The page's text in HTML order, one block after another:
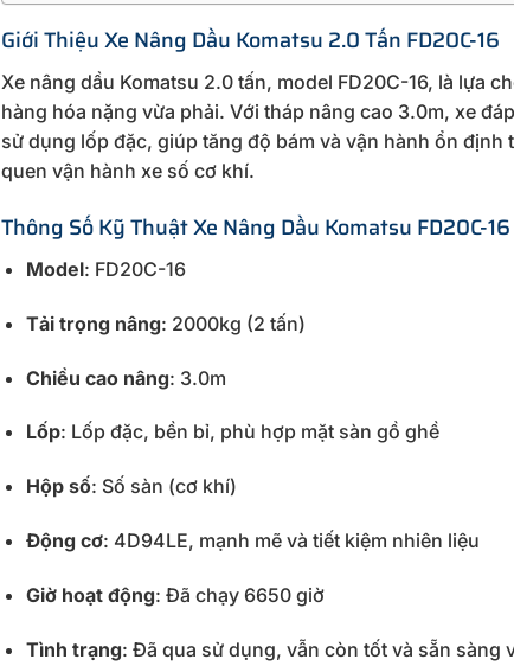
Giới Thiệu Xe Nâng Dầu Komatsu 2.0 Tấn FD20C-16
Xe nâng dầu Komatsu 2.0 tấn, model FD20C-16, là lựa
hàng hóa nặng vừa phải. Với tháp nâng cao 3.0m, xe
sử dụng lốp đặc, giúp tăng độ bám và vận hành ổn
quen vận hành xe số cơ khí.
Thông Số Kỹ Thuật Xe Nâng Dầu Komatsu FD20C-16
Model: FD20C-16
Tải trọng nâng: 2000kg (2 tấn)
Chiều cao nâng: 3.0m
Lốp: Lốp đặc, bền bỉ, phù hợp mặt sàn gồ ghề
Hộp số: Số sàn (cơ khí)
Động cơ: 4D94LE, mạnh mẽ và tiết kiệm nhiên liệu
Giờ hoạt động: Đã chạy 6650 giờ
Tình trạng: Đã qua sử dụng, vẫn còn tốt và sẵn sàng